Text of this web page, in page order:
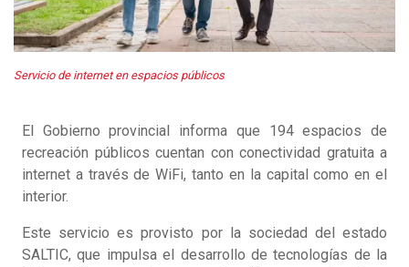
Servicio de internet en espacios públicos
El Gobierno provincial informa que 194 espacios de
recreación públicos cuentan con conectividad gratuita a
internet a través de WiFi, tanto en la capital como en el
interior.
Este servicio es provisto por la sociedad del estado
SALTIC, que impulsa el desarrollo de tecnologías de la